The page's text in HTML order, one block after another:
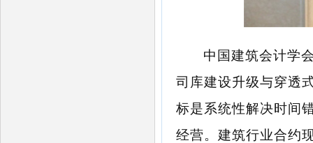
中国建筑会计学
司库建设升级与穿透
标是系统性解决时间
经营。建筑行业合约